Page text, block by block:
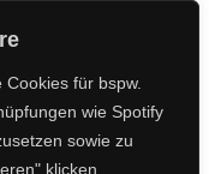
für bspw.
wie Spotify
sowie zu
klicken,